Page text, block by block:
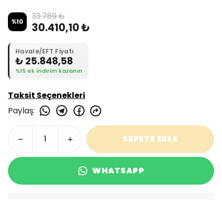
%10 33.789 ₺
30.410,10 ₺
Havale/EFT Fiyatı
₺ 25.848,58
%15 ek indirim kazanın
Taksit Seçenekleri
Paylaş:
SEPETE EKLE
WHATSAPP